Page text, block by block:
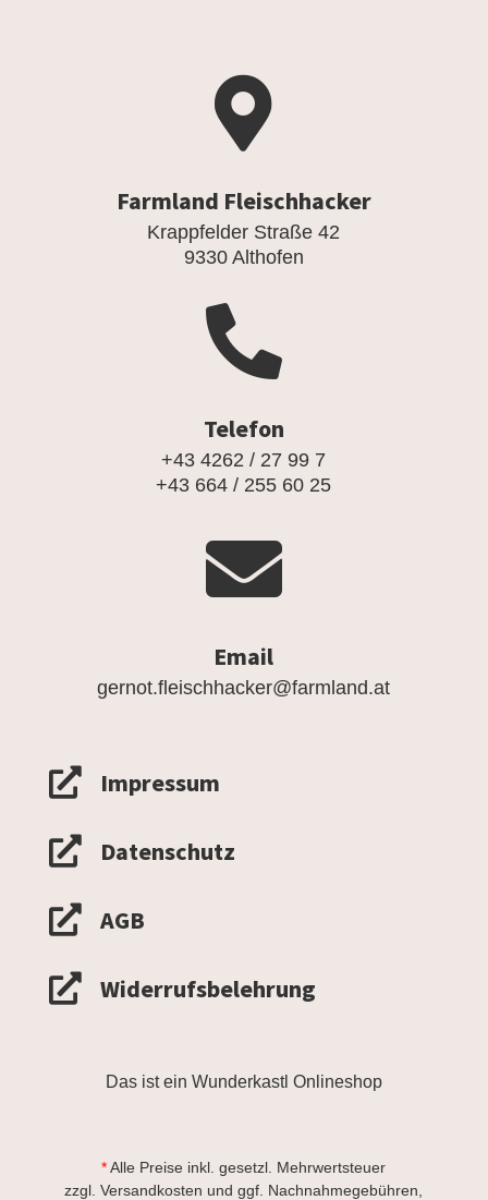

Farmland Fleischhacker
Krappfelder Straße 42
9330 Althofen

Telefon
+43 4262 / 27 99 7
+43 664 / 255 60 25

Email
gernot.fleischhacker@farmland.at
 Impressum
 Datenschutz
 AGB
 Widerrufsbelehrung
Das ist ein Wunderkastl Onlineshop
*Alle Preise inkl. gesetzl. Mehrwertsteuer
zzgl.Versandkosten und ggf. Nachnahmegebühren,